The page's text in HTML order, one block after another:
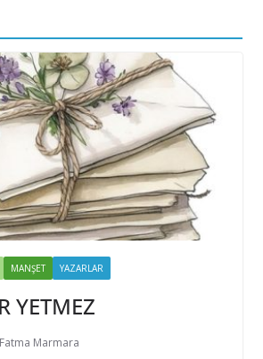
MANŞET YAZARLAR
YETMEZ
Fatma Marmara